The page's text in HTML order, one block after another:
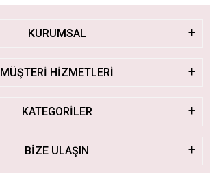
KURUMSAL
MÜŞTERİ HİZMETLERİ
KATEGORİLER
BİZE ULAŞIN